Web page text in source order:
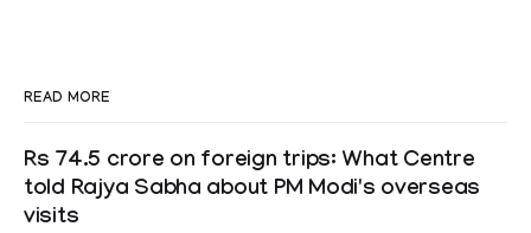
READ MORE
Rs 74.5 crore on foreign trips: What Centre
told Rajya Sabha about PM Modi's overseas
visits